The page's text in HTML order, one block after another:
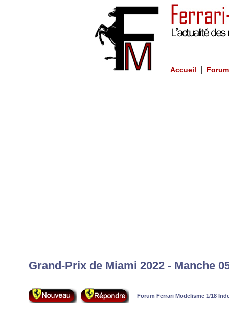
Accueil Forum
Grand-Prix de Miami 2022 - Manche
Forum Ferrari Modelisme 1/18